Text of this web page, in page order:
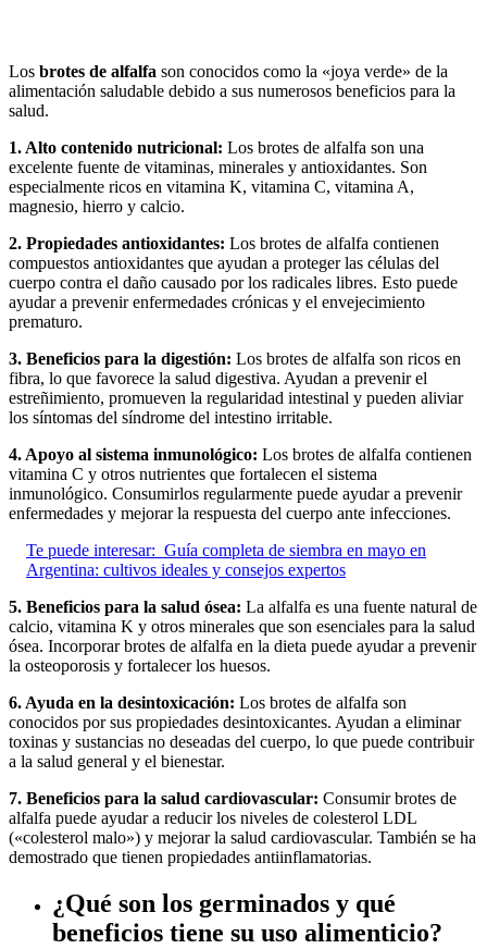
Los brotes de alfalfa son conocidos como la «joya verde» de la
alimentación saludable debido a sus numerosos beneficios para la
salud.
1. Alto contenido nutricional: Los brotes de alfalfa son una
excelente fuente de vitaminas, minerales y antioxidantes. Son
especialmente ricos en vitamina K, vitamina C, vitamina A,
magnesio, hierro y calcio.
2. Propiedades antioxidantes: Los brotes de alfalfa contienen
compuestos antioxidantes que ayudan a proteger las células del
cuerpo contra el daño causado por los radicales libres. Esto puede
ayudar a prevenir enfermedades crónicas y el envejecimiento
prematuro.
3. Beneficios para la digestión: Los brotes de alfalfa son ricos en
fibra, lo que favorece la salud digestiva. Ayudan a prevenir el
estreñimiento, promueven la regularidad intestinal y pueden aliviar
los síntomas del síndrome del intestino irritable.
4. Apoyo al sistema inmunológico: Los brotes de alfalfa contienen
vitamina C y otros nutrientes que fortalecen el sistema
inmunológico. Consumirlos regularmente puede ayudar a prevenir
enfermedades y mejorar la respuesta del cuerpo ante infecciones.
Te puede interesar: Guía completa de siembra en mayo en
Argentina: cultivos ideales y consejos expertos
5. Beneficios para la salud ósea: La alfalfa es una fuente natural de
calcio, vitamina K y otros minerales que son esenciales para la salud
ósea. Incorporar brotes de alfalfa en la dieta puede ayudar a prevenir
la osteoporosis y fortalecer los huesos.
6. Ayuda en la desintoxicación: Los brotes de alfalfa son
conocidos por sus propiedades desintoxicantes. Ayudan a eliminar
toxinas y sustancias no deseadas del cuerpo, lo que puede contribuir
a la salud general y el bienestar.
7. Beneficios para la salud cardiovascular: Consumir brotes de
alfalfa puede ayudar a reducir los niveles de colesterol LDL
(«colesterol malo») y mejorar la salud cardiovascular. También se ha
demostrado que tienen propiedades antiinflamatorias.
¿Qué son los germinados y qué
beneficios tiene su uso alimenticio?